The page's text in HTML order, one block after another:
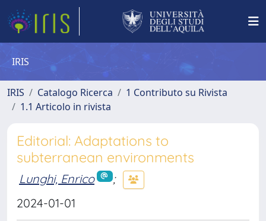
IRIS
IRIS Catalogo Ricerca
1 Contributo su Rivista
1.1 Articolo in rivista
Editorial: Adaptations to
subterranean environments
Lunghi, Enrico
;
2024-01-01